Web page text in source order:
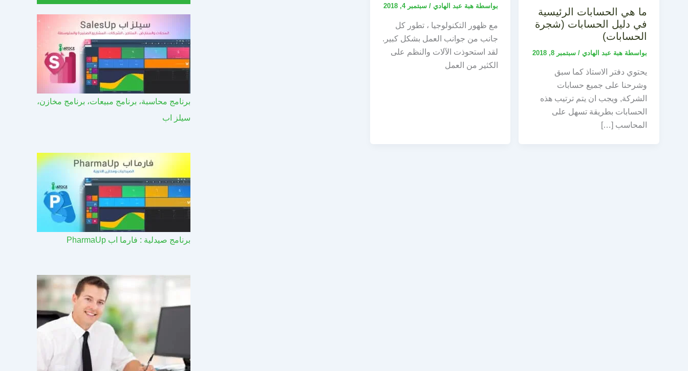
ما هي الحسابات الرئيسية
في دليل الحسابات (شجرة
الحسابات)
بواسطة هبة عبد الهادي / سبتمبر 8, 2018
يحتوي دفتر الاستاذ كما سبق
وشرحنا على جميع حسابات
الشركة, ويجب ان يتم ترتيب هذه
الحسابات بطريقة تسهل على
المحاسب […]
بواسطة هبة عبد الهادي / سبتمبر 4, 2018
مع ظهور التكنولوجيا ، تطور كل
جانب من جوانب العمل بشكل كبير.
لقد استحوذت الآلات والنظم على
الكثير من العمل
برنامج محاسبة، برنامج مبيعات، برنامج مخازن،
سيلز اب
برنامج صيدلية : فارما اب PharmaUp​